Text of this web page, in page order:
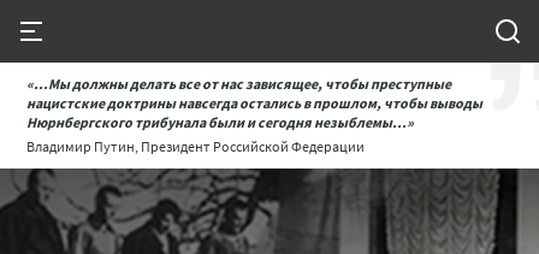
«...Мы должны делать все от нас зависящее, чтобы преступные
нацистские доктрины навсегда остались в прошлом, чтобы выводы
Нюрнбергского трибунала были и сегодня незыблемы...»
Владимир Путин, Президент Российской Федерации